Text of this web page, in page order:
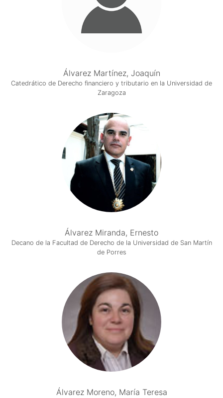
Álvarez Martínez, Joaquín
Catedrático de Derecho financiero y tributario en la Universidad de
Zaragoza
Álvarez Miranda, Ernesto
Decano de la Facultad de Derecho de la Universidad de San Martín
de Porres
Álvarez Moreno, María Teresa